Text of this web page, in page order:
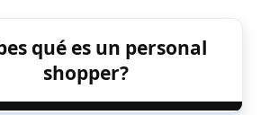
qué es un personal
shopper?